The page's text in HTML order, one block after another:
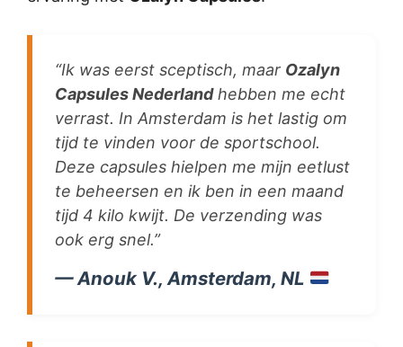
“Ik was eerst sceptisch, maar Ozalyn
Capsules Nederlandhebben me echt
verrast. In Amsterdam is het lastig om
tijd te vinden voor de sportschool.
Deze capsules hielpen me mijn eetlust
te beheersen en ik ben in een maand
tijd 4 kilo kwijt. De verzending was
ook erg snel.”
— Anouk V., Amsterdam, NL